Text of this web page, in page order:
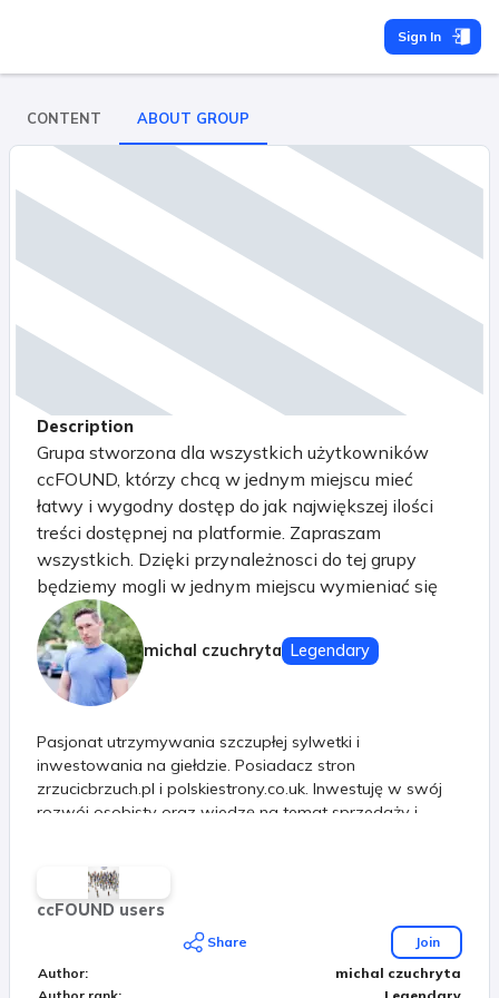
Sign In
CONTENT ABOUT GROUP
Description
Grupa stworzona dla wszystkich użytkowników
ccFOUND, którzy chcą w jednym miejscu mieć
łatwy i wygodny dostęp do jak największej ilości
treści dostępnej na platformie. Zapraszam
wszystkich. Dzięki przynależnosci do tej grupy
będziemy mogli w jednym miejscu wymieniać się
pytaniami i informacjami na różne tematy.
Tematyka grupy dowolna. Swobodna wymiana
poglądów. Zachęcam do subskrybowania i
udzielania się.
michal czuchryta Legendary
Pasjonat utrzymywania szczupłej sylwetki i
inwestowania na giełdzie. Posiadacz stron
zrzucicbrzuch.pl i polskiestrony.co.uk. Inwestuję w swój
rozwój osobisty oraz wiedzę na temat sprzedaży i
ccFOUND users
Share
Join
Author:
michal czuchryta